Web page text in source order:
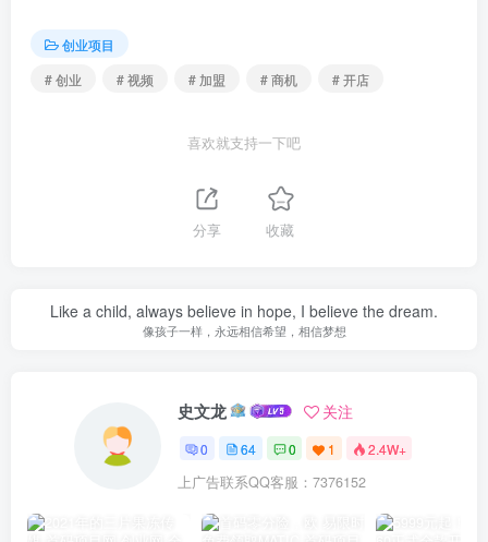
创业项目
# 创业
# 视频 # 加盟 # 商机 # 开店
喜欢就支持一下吧
分享 收藏
Like a child, always believe in hope, I believe the dream.
像孩子一样，永远相信希望，相信梦想
史文龙 关注
0 64 0 1 2.4W+
上广告联系QQ客服：7376152